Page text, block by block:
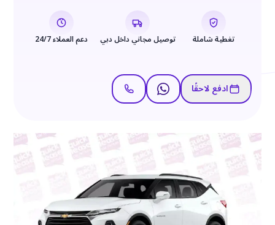
تغطية شاملة توصيل مجاني داخل دبي دعم العملاء 24/7
ادفع لاحقًا